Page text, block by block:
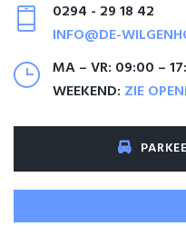
0294 - 29 18 42
INFO@DE-
MA – VR: 09:00 –
WEEKEND: ZIE